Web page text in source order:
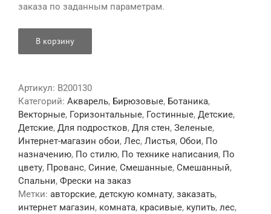
заказа по заданным параметрам.
В корзину
Артикул: B200130
Категорий: Акварель, Бирюзовые, Ботаника,
Векторные, Горизонтальные, Гостинные, Детские,
Детские, Для подростков, Для стен, Зеленые,
Интернет-магазин обои, Лес, Листья, Обои, По
назначению, По стилю, По технике написания, По
цвету, Прованс, Синие, Смешанные, Смешанный,
Спальни, Фрески на заказ
Метки: авторские, детскую комнату, заказать,
интернет магазин, комната, красивые, купить, лес,